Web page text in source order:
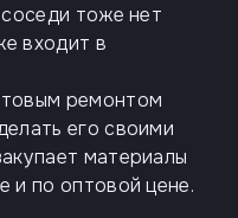
тоже нет
входит в
ремонтом
его своими
материалы
и по оптовой цене.